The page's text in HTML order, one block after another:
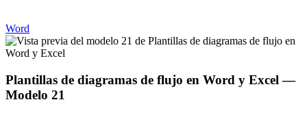
Word
Plantillas de diagramas de flujo en Word y Excel —
Modelo 21